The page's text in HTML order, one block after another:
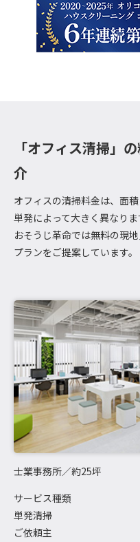
「オフィス清掃」
介
オフィスの清掃料金は、面
単発によって大きく異なりま
おそうじ革命では無料の現
プランをご提案しています。
士業事務所／約25坪
サービス種類
単発清掃
ご依頼主